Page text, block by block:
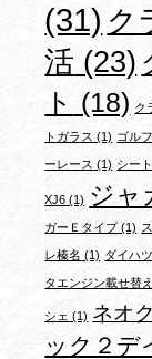
(31) ク
活 (23)
ト (18) ク
トガラス (1) ゴルフ
ーレース (1) シー
XJ6 (1) ジャ
ガーＥタイプ(1)
レ榛名 (1) ダイハ
タエンジン載せ替え
シェ (1) ネオ
ック２デ